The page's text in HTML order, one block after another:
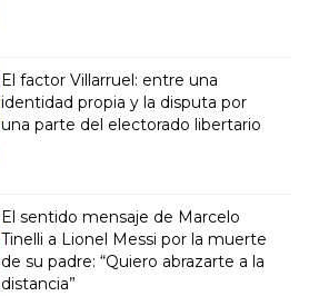
El factor Villarruel: entre una
identidad propia y la disputa por
una parte del electorado libertario
El sentido mensaje de Marcelo
Tinelli a Lionel Messi por la muerte
de su padre: “Quiero abrazarte a la
distancia”